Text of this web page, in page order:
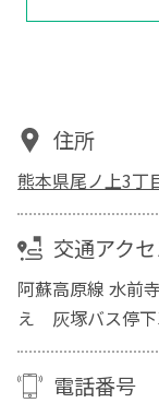
住所
熊本県尾ノ上3丁
交通アク
阿蘇高原線 水前
え 灰塚バス停
電話番号